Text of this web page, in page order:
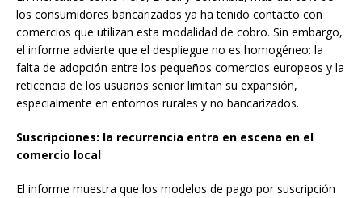
los consumidores bancarizados ya ha tenido contacto con
comercios que utilizan esta modalidad de cobro. Sin embargo,
el informe advierte que el despliegue no es homogéneo: la
falta de adopción entre los pequeños comercios europeos y la
reticencia de los usuarios senior limitan su expansión,
especialmente en entornos rurales y no bancarizados.
Suscripciones: la recurrencia entra en escena en el
comercio local
El informe muestra que los modelos de pago por suscripción